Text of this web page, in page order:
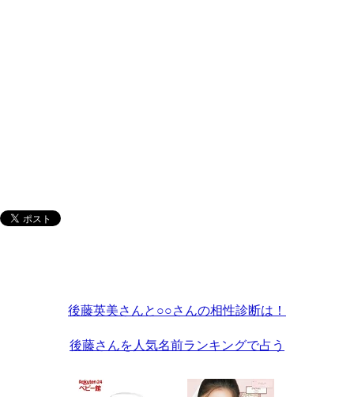
後藤英美さんと○○さんの相性診断は！
後藤さんを人気名前ランキングで占う